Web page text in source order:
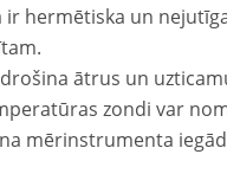
ir hermētiska un
ātrus un
zondi var
mērinstrumenta